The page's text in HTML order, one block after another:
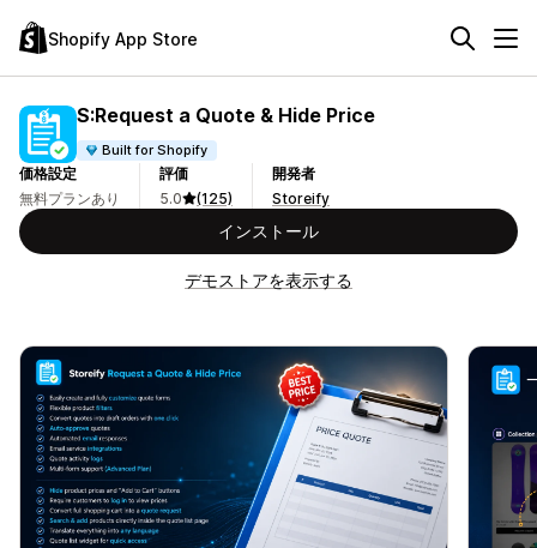
Shopify App Store
S:Request a Quote & Hide Price
Built for Shopify
価格設定
無料プランあり
評価
5.0
(125)
開発者
Storeify
インストール
デモストアを表示する